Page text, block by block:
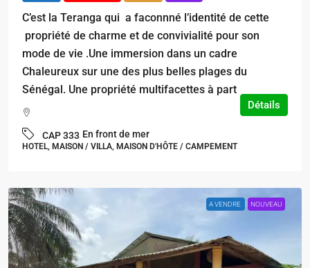
C’est la Teranga qui a faconnné l’identité de cette
propriété de charme et de convivialité pour son
mode de vie .Une immersion dans un cadre
Chaleureux sur une des plus belles plages du
Sénégal. Une propriété multifacettes à part
CAP 333 En front de mer
HOTEL, MAISON / VILLA, MAISON D'HÔTE / CAMPEMENT
Détails
A VENDRE NOUVEAU